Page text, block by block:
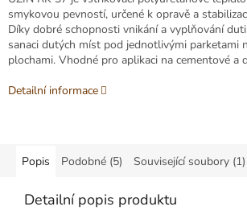
smykovou pevností, určené k opravě a
Díky dobré schopnosti vnikání a vyplňování
sanaci dutých míst pod jednotlivými parketami
plochami. Vhodné pro aplikaci na cementové a
Detailní informace
Popis Podobné (5) Související soubory (1)
Detailní popis produktu